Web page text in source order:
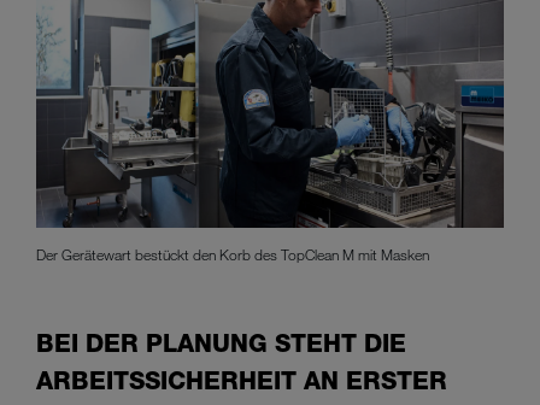
Der Gerätewart bestückt den Korb des TopClean M mit Masken
BEI DER PLANUNG STEHT DIE
ARBEITSSICHERHEIT AN ERSTER